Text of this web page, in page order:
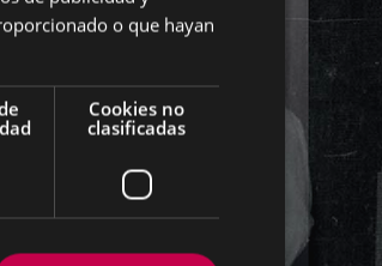
o que hayan
Cookies no
clasificadas